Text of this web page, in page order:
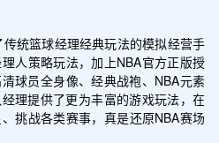
传统篮球经理经典玩法的模拟经营手
人策略玩法，加上NBA官方正版授
球员全身像、经典战袍、NBA元素
理提供了更为丰富的游戏玩法，在
挑战各类赛事，真是还原NBA赛场